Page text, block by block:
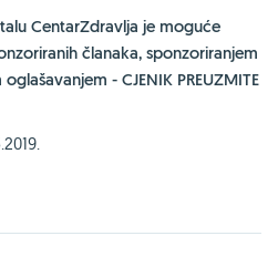
CentarZdravlja je moguće
članaka, sponzoriranjem
- CJENIK PREUZMITE